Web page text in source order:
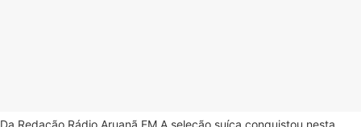
Da Redação Rádio Aruanã FM A seleção suíça conquistou nesta